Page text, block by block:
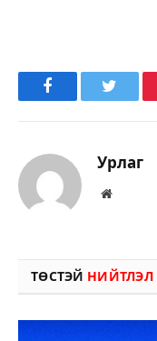
FacebookTwitter
Урлаг
Вэбсайт
ТӨСТЭЙ НИЙТЛЭЛ